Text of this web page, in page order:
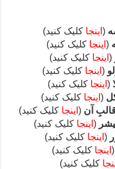
( اینجا کلیک کنید)
( اینجا کلیک کنید)
( اینجا کلیک کنید)
( اینجا کلیک کنید)
( اینجا کلیک کنید)
( اینجا کلیک کنید)
آن ( اینجا کلیک کنید)
( اینجا کلیک کنید)
( اینجا کلیک کنید)
( اینجا کلیک کنید)
کلیک کنید)